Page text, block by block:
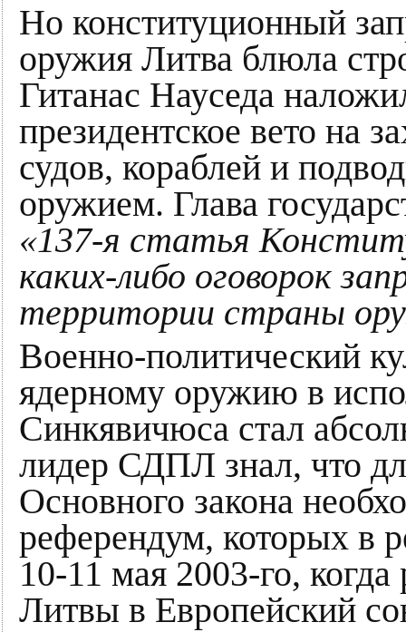
Но конституционный
оружия Литва блюла
Гитанас Науседа
президентское вето на
судов, кораблей и
оружием. Глава
«137-я статья
каких-либо оговорок
территории страны
Военно-политический
ядерному оружию в
Синкявичюса стал
лидер СДПЛ знал, что
Основного закона
референдум, которых в
10-11 мая 2003-го,
Литвы в Европейский